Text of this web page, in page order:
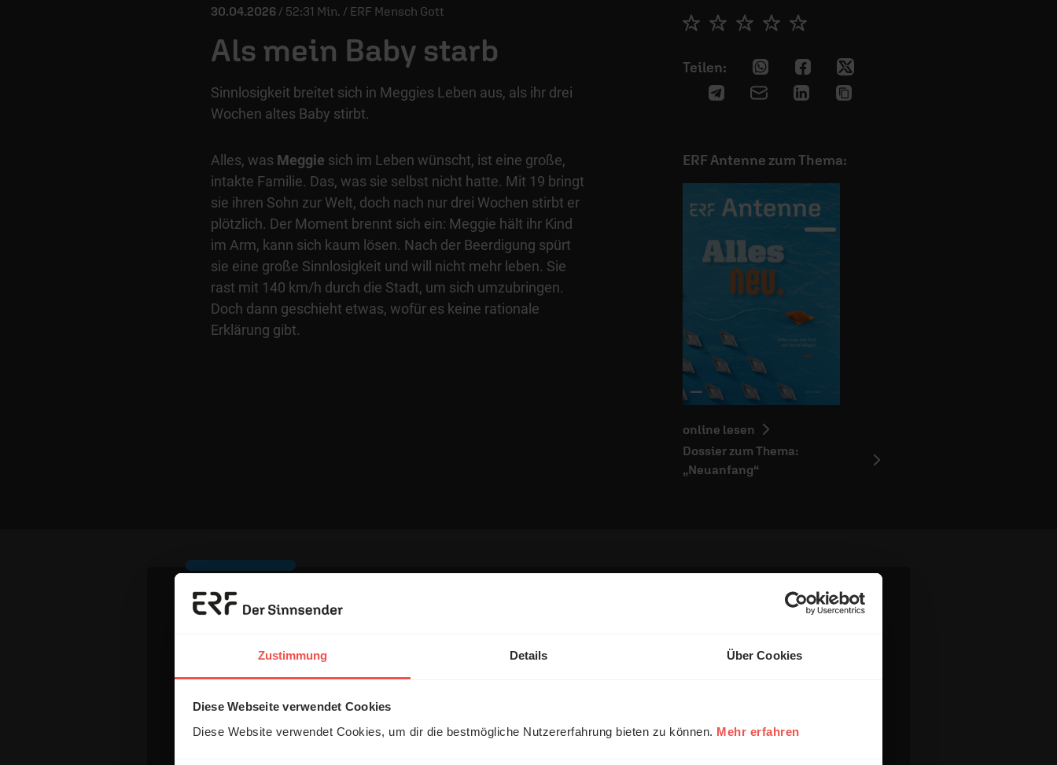
Zustimmung Details Über Cookies
Diese Webseite verwendet Cookies
Diese Website verwendet Cookies, um dir die bestmögliche Nutzererfahrung bieten zu können. Mehr erfahren
30.04.2026 / 52:31 Min. / ERF Mensch Gott
Als mein Baby starb
Sinnlosigkeit breitet sich in Meggies Leben aus, als ihr drei
Wochen altes Baby stirbt.
Alles, was Meggie sich im Leben wünscht, ist eine große,
intakte Familie. Das, was sie selbst nicht hatte. Mit 19 bringt
sie ihren Sohn zur Welt, doch nach nur drei Wochen stirbt er
plötzlich. Der Moment brennt sich ein: Meggie hält ihr Kind
im Arm, kann sich kaum lösen. Nach der Beerdigung spürt
sie eine große Sinnlosigkeit und will nicht mehr leben. Sie
rast mit 140 km/h durch die Stadt, um sich umzubringen.
Doch dann geschieht etwas, wofür es keine rationale
Erklärung gibt.
ERF Antenne zum Thema:
online lesen
Dossier zum Thema:
„Neuanfang“
Ihr Kommentar
Name: